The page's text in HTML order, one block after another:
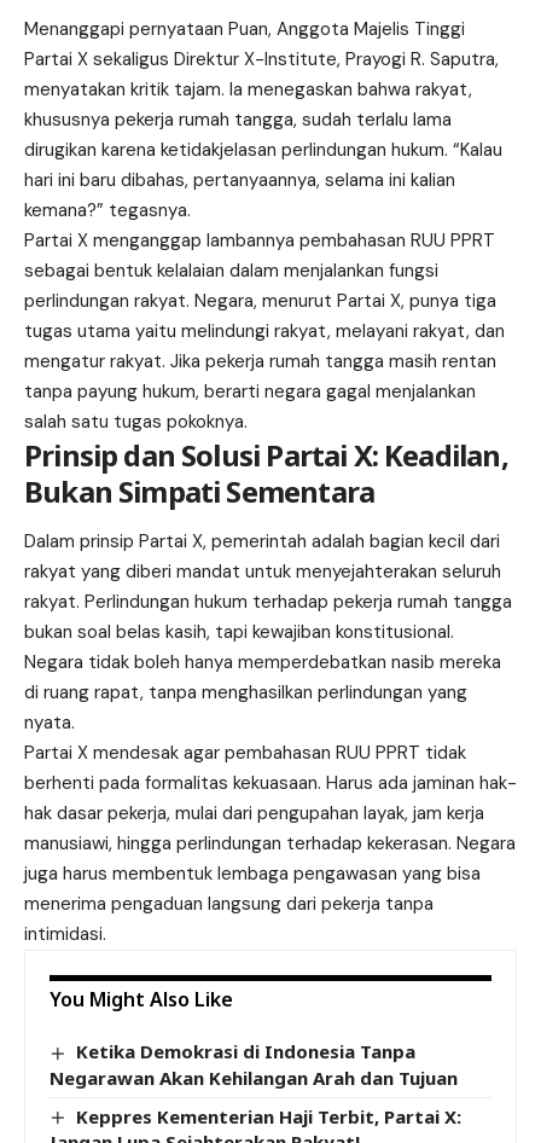
Menanggapi pernyataan Puan, Anggota Majelis Tinggi
Partai X sekaligus Direktur X-Institute, Prayogi R. Saputra,
menyatakan kritik tajam. Ia menegaskan bahwa rakyat,
khususnya pekerja rumah tangga, sudah terlalu lama
dirugikan karena ketidakjelasan perlindungan hukum. “Kalau
hari ini baru dibahas, pertanyaannya, selama ini kalian
kemana?” tegasnya.
Partai X menganggap lambannya pembahasan RUU PPRT
sebagai bentuk kelalaian dalam menjalankan fungsi
perlindungan rakyat. Negara, menurut Partai X, punya tiga
tugas utama yaitu melindungi rakyat, melayani rakyat, dan
mengatur rakyat. Jika pekerja rumah tangga masih rentan
tanpa payung hukum, berarti negara gagal menjalankan
salah satu tugas pokoknya.
Prinsip dan Solusi Partai X: Keadilan,
Bukan Simpati Sementara
Dalam prinsip Partai X, pemerintah adalah bagian kecil dari
rakyat yang diberi mandat untuk menyejahterakan seluruh
rakyat. Perlindungan hukum terhadap pekerja rumah tangga
bukan soal belas kasih, tapi kewajiban konstitusional.
Negara tidak boleh hanya memperdebatkan nasib mereka
di ruang rapat, tanpa menghasilkan perlindungan yang
nyata.
Partai X mendesak agar pembahasan RUU PPRT tidak
berhenti pada formalitas kekuasaan. Harus ada jaminan hak-
hak dasar pekerja, mulai dari pengupahan layak, jam kerja
manusiawi, hingga perlindungan terhadap kekerasan. Negara
juga harus membentuk lembaga pengawasan yang bisa
menerima pengaduan langsung dari pekerja tanpa
intimidasi.
You Might Also Like
Ketika Demokrasi di Indonesia Tanpa
Negarawan Akan Kehilangan Arah dan Tujuan
Keppres Kementerian Haji Terbit, Partai X: